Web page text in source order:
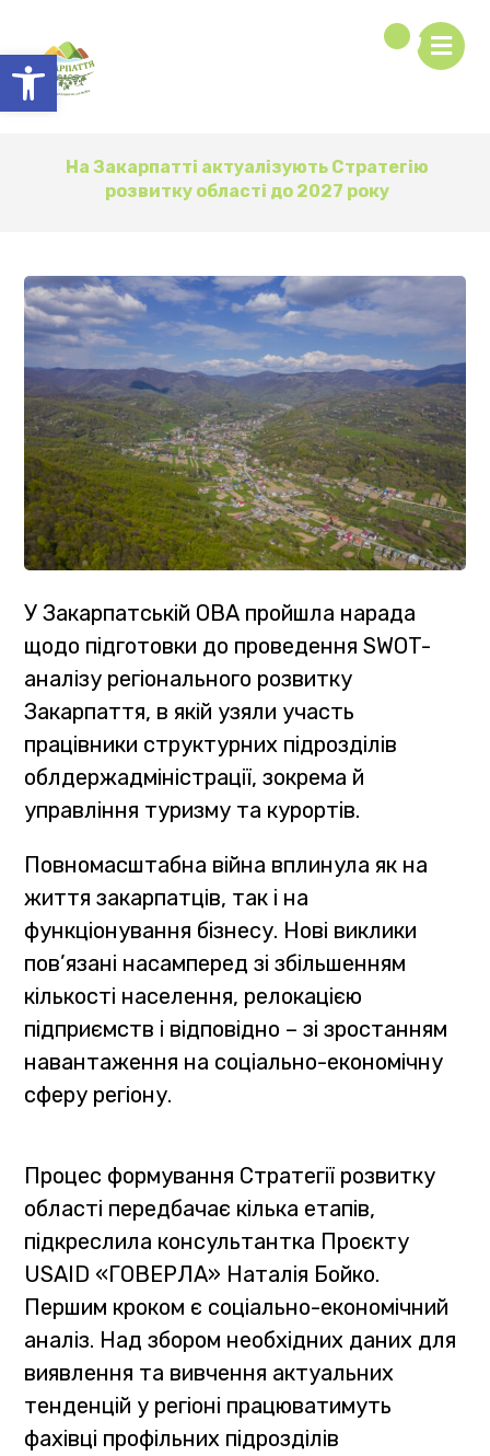
Відкрити Панель інструментів
На Закарпатті актуалізують Стратегію
розвитку області до 2027 року
У Закарпатській ОВА пройшла нарада
щодо підготовки до проведення SWOT-
аналізу регіонального розвитку
Закарпаття, в якій узяли участь
працівники структурних підрозділів
облдержадміністрації, зокрема й
управління туризму та курортів.
Повномасштабна війна вплинула як на
життя закарпатців, так і на
функціонування бізнесу. Нові виклики
пов’язані насамперед зі збільшенням
кількості населення, релокацією
підприємств і відповідно – зі зростанням
навантаження на соціально-економічну
сферу регіону.
Процес формування Стратегії розвитку
області передбачає кілька етапів,
підкреслила консультантка Проєкту
USAID «ГОВЕРЛА» Наталія Бойко.
Першим кроком є соціально-економічний
аналіз. Над збором необхідних даних для
виявлення та вивчення актуальних
тенденцій у регіоні працюватимуть
фахівці профільних підрозділів